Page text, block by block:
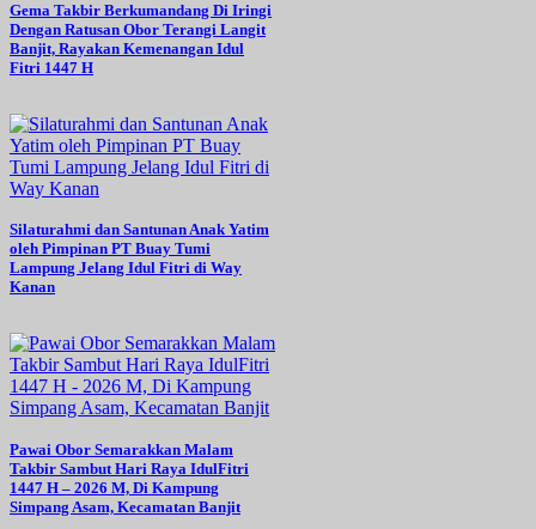
Gema Takbir Berkumandang Di Iringi
Dengan Ratusan Obor Terangi Langit
Banjit, Rayakan Kemenangan Idul
Fitri 1447 H
Silaturahmi dan Santunan Anak Yatim
oleh Pimpinan PT Buay Tumi
Lampung Jelang Idul Fitri di Way
Kanan
Pawai Obor Semarakkan Malam
Takbir Sambut Hari Raya IdulFitri
1447 H – 2026 M, Di Kampung
Simpang Asam, Kecamatan Banjit